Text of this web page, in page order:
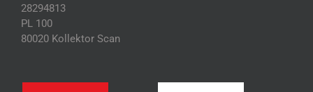
28294813
PL 100
80020 Kollektor Scan